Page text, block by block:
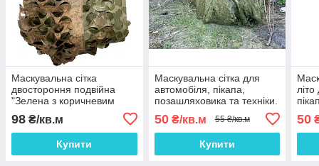
Маскувальна сітка
двостороння подвійна
"Зелена з коричневим
98 ₴/кв.м
Купити
Маскувальна сітка для
автомобіля, пікапа,
позашляховика та техніки.
камуфляж (листя)
50₴/кв.м 55 ₴/кв.м
Купити
50